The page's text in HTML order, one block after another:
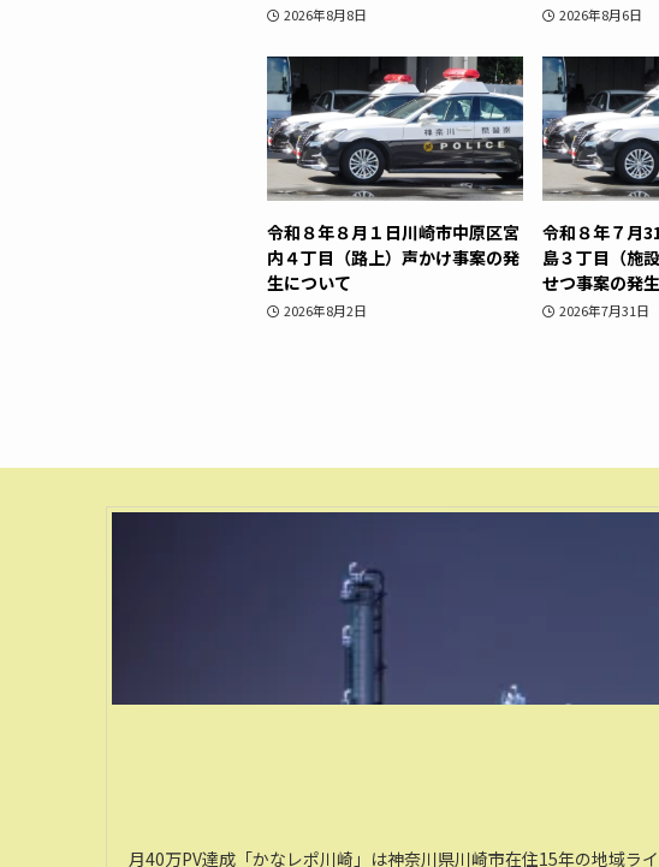
2026年8月8日 2026年8月6日
令和８年８月１日川崎市中原区宮
内４丁目（路上）声かけ事案の発
生について
2026年8月2日
令和８年７月
島３丁目（施
せつ事案の発
2026年7月31日
月40万PV達成「かなレポ川崎」は神奈川県川崎市在住15年の地域ラ